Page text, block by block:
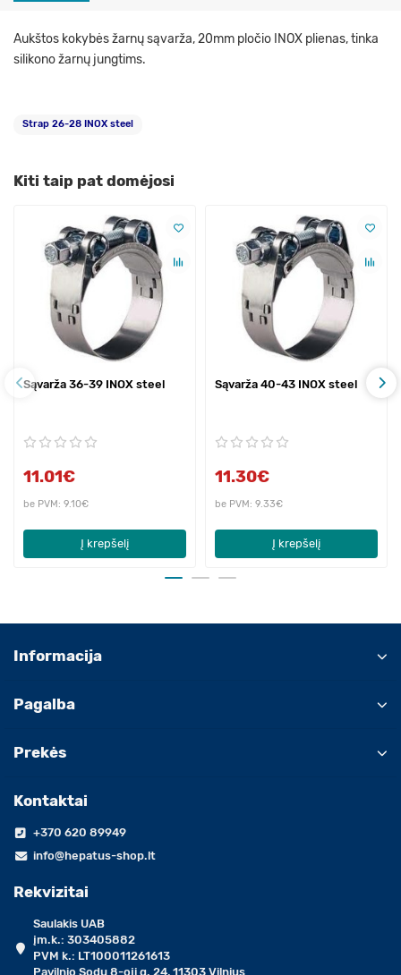
Aukštos kokybės žarnų sąvarža, 20mm pločio INOX plienas, tinka
silikono žarnų jungtims.
Strap 26-28 INOX steel
Kiti taip pat domėjosi
Sąvarža 36-39 INOX steel
11.01€
be PVM: 9.10€
Į krepšelį
Sąvarža 40-43 INOX steel
11.30€
be PVM: 9.33€
Į krepšelį
Informacija
Pagalba
Prekės
Kontaktai
+370 620 89949
info@hepatus-shop.lt
Rekvizitai
Saulakis UAB
įm.k.: 303405882
PVM k.: LT100011261613
Pavilnio Sodų 8-oji g. 24, 11303 Vilnius